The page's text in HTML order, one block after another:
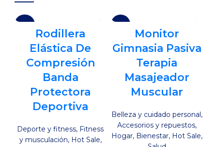
Rodillera
Elástica De
Compresión
Banda
Protectora
Deportiva
Deporte y fitness, Fitness
y musculación, Hot Sale,
Monitor
Gimnasia Pasiva
Terapia
Masajeador
Muscular
Belleza y cuidado personal ,
Accesorios y repuestos,
Hogar, Bienestar, Hot Sale,